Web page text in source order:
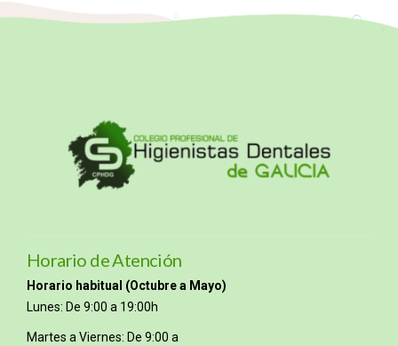
Horario de Atención
Horario habitual (Octubre a Mayo)
Lunes: De 9:00 a 19:00h
Martes a Viernes: De 9:00 a